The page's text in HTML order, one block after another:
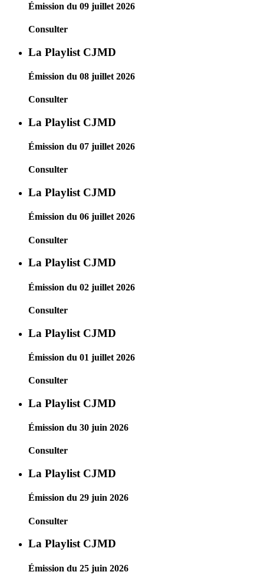
Émission du 09 juillet 2026
Consulter
La Playlist CJMD
Émission du 08 juillet 2026
Consulter
La Playlist CJMD
Émission du 07 juillet 2026
Consulter
La Playlist CJMD
Émission du 06 juillet 2026
Consulter
La Playlist CJMD
Émission du 02 juillet 2026
Consulter
La Playlist CJMD
Émission du 01 juillet 2026
Consulter
La Playlist CJMD
Émission du 30 juin 2026
Consulter
La Playlist CJMD
Émission du 29 juin 2026
Consulter
La Playlist CJMD
Émission du 25 juin 2026